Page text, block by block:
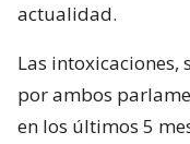
actualidad.
Las intoxicaciones,
por ambos
en los últimos 5